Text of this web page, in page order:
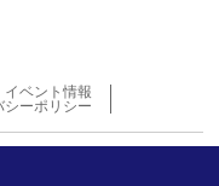
イベント情報
シーポリシー